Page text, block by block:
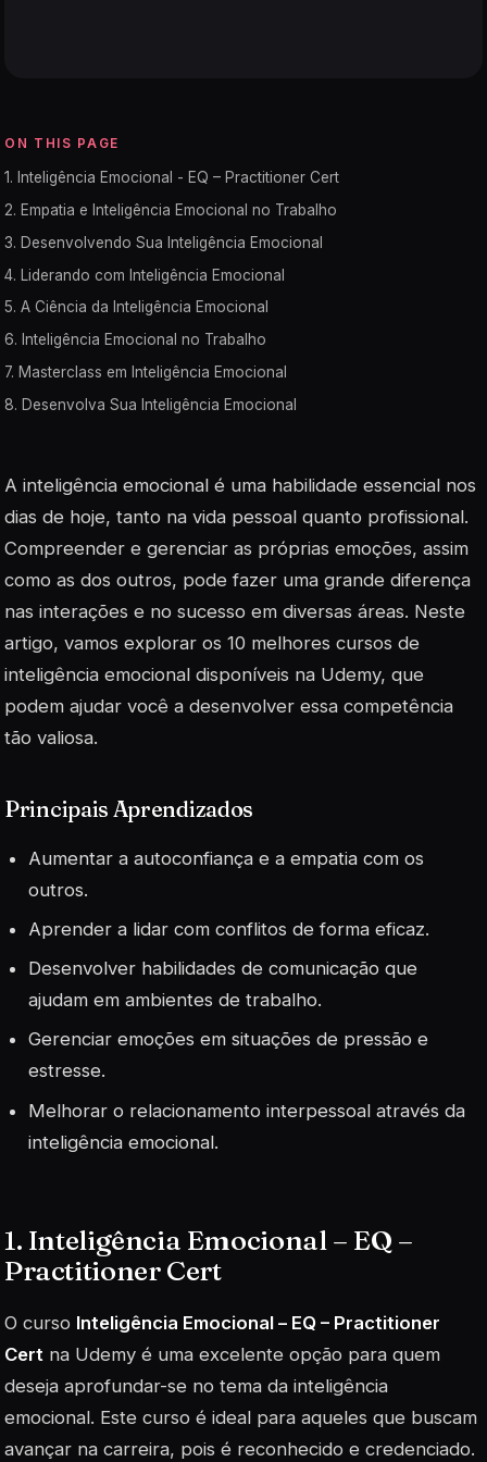
ON THIS PAGE
1. Inteligência Emocional - EQ – Practitioner Cert
2. Empatia e Inteligência Emocional no Trabalho
3. Desenvolvendo Sua Inteligência Emocional
4. Liderando com Inteligência Emocional
5. A Ciência da Inteligência Emocional
6. Inteligência Emocional no Trabalho
7. Masterclass em Inteligência Emocional
8. Desenvolva Sua Inteligência Emocional
A inteligência emocional é uma habilidade essencial nos
dias de hoje, tanto na vida pessoal quanto profissional.
Compreender e gerenciar as próprias emoções, assim
como as dos outros, pode fazer uma grande diferença
nas interações e no sucesso em diversas áreas. Neste
artigo, vamos explorar os 10 melhores cursos de
inteligência emocional disponíveis na Udemy, que
podem ajudar você a desenvolver essa competência
tão valiosa.
Principais Aprendizados
Aumentar a autoconfiança e a empatia com os
outros.
Aprender a lidar com conflitos de forma eficaz.
Desenvolver habilidades de comunicação que
ajudam em ambientes de trabalho.
Gerenciar emoções em situações de pressão e
estresse.
Melhorar o relacionamento interpessoal através da
inteligência emocional.
1. Inteligência Emocional – EQ –
Practitioner Cert
O curso Inteligência Emocional – EQ – Practitioner
Cert na Udemy é uma excelente opção para quem
deseja aprofundar-se no tema da inteligência
emocional. Este curso é ideal para aqueles que buscam
avançar na carreira, pois é reconhecido e credenciado.